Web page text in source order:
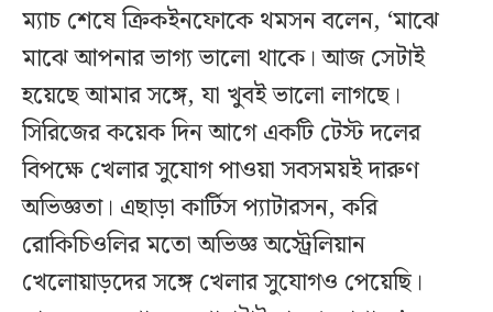
ম্যাচ শেষে ক্রিকইনফোকে থমসন বলেন, ‘মাঝে
মাঝে আপনার ভাগ্য ভালো থাকে। আজ সেটাই
হয়েছে আমার সঙ্গে, যা খুবই ভালো লাগছে।
সিরিজের কয়েক দিন আগে একটি টেস্ট দলের
বিপক্ষে খেলার সুযোগ পাওয়া সবসময়ই দারুণ
অভিজ্ঞতা। এছাড়া কার্টিস প্যাটারসন, করি
রোকিচিওলির মতো অভিজ্ঞ অস্ট্রেলিয়ান
খেলোয়াড়দের সঙ্গে খেলার সুযোগও পেয়েছি।